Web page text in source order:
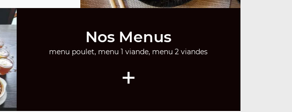
Nos Menus
menu poulet, menu 1 viande, menu 2 viandes
+